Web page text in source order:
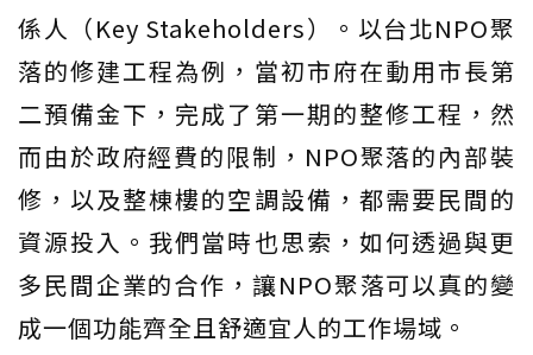
係人（Key Stakeholders）。以台北NPO聚
落的修建工程為例，當初市府在動用市長第
二預備金下，完成了第一期的整修工程，然
而由於政府經費的限制，NPO聚落的內部裝
修，以及整棟樓的空調設備，都需要民間的
資源投入。我們當時也思索，如何透過與更
多民間企業的合作，讓NPO聚落可以真的變
成一個功能齊全且舒適宜人的工作場域。